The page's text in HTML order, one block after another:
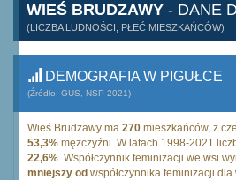
WIEŚ BRUDZAWY - DANE
(LICZBA LUDNOŚCI, PŁEĆ MIESZKAŃCÓW)
DEMOGRAFIA W PIGUŁCE
(Źródło: GUS, NSP 2021)
Wieś Brudzawy ma 270 mieszkańców, z
53,3% mężczyźni. W latach 1998-2021
22,6%. Współczynnik feminizacji we wsi
mniejszy od współczynnika feminizacji